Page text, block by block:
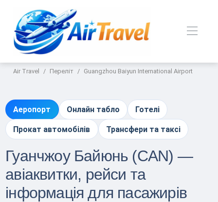
Air Travel Переліт Guangzhou Baiyun International Airport
Аеропорт Онлайн табло Готелі
Прокат автомобілів Трансфери та таксі
Гуанчжоу Байюнь (CAN) —
авіаквитки, рейси та
інформація для пасажирів